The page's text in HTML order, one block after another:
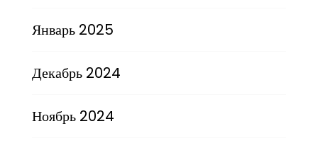
Январь 2025
Декабрь 2024
Ноябрь 2024